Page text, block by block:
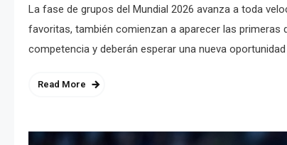
La fase de grupos del Mundial 2026 avanza a toda
favoritas, también comienzan a aparecer las primeras
competencia y deberán esperar una nueva
Read More